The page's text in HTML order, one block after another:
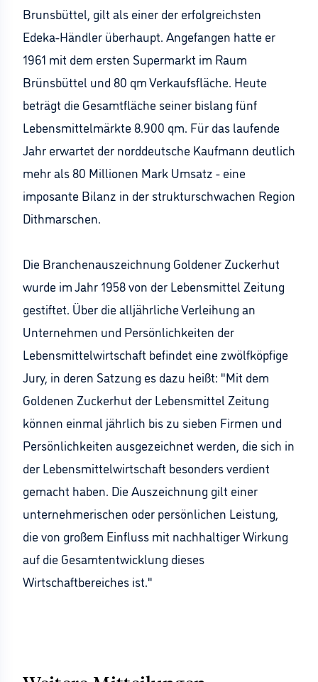
Brunsbüttel, gilt als einer der erfolgreichsten
Edeka-Händler überhaupt. Angefangen hatte er
1961 mit dem ersten Supermarkt im Raum
Brünsbüttel und 80 qm Verkaufsfläche. Heute
beträgt die Gesamtfläche seiner bislang fünf
Lebensmittelmärkte 8.900 qm. Für das laufende
Jahr erwartet der norddeutsche Kaufmann deutlich
mehr als 80 Millionen Mark Umsatz - eine
imposante Bilanz in der strukturschwachen Region
Dithmarschen.
Die Branchenauszeichnung Goldener Zuckerhut
wurde im Jahr 1958 von der Lebensmittel Zeitung
gestiftet. Über die alljährliche Verleihung an
Unternehmen und Persönlichkeiten der
Lebensmittelwirtschaft befindet eine zwölfköpfige
Jury, in deren Satzung es dazu heißt: "Mit dem
Goldenen Zuckerhut der Lebensmittel Zeitung
können einmal jährlich bis zu sieben Firmen und
Persönlichkeiten ausgezeichnet werden, die sich in
der Lebensmittelwirtschaft besonders verdient
gemacht haben. Die Auszeichnung gilt einer
unternehmerischen oder persönlichen Leistung,
die von großem Einfluss mit nachhaltiger Wirkung
auf die Gesamtentwicklung dieses
Wirtschaftbereiches ist."